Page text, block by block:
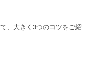
、大きく3つのコツをご紹